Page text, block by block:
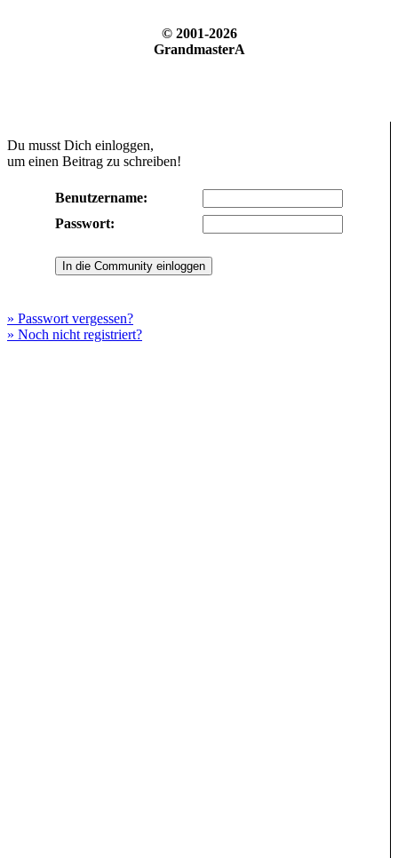
© 2001-2026
GrandmasterA
Du musst Dich einloggen,
um einen Beitrag zu schreiben!
Benutzername:
Passwort:
» Passwort vergessen?
» Noch nicht registriert?